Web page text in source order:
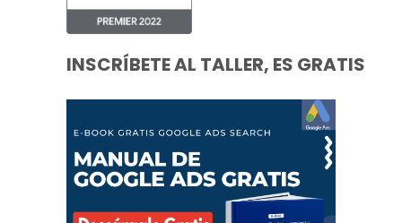
INSCRÍBETE AL TALLER, ES GRATIS